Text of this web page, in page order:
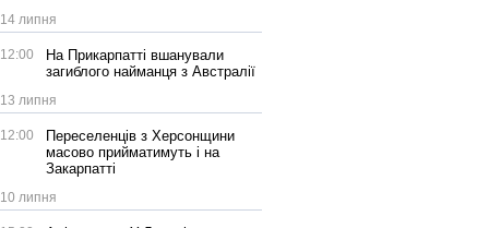
14 липня
12:00
На Прикарпатті вшанували
загиблого найманця з Австралії
13 липня
12:00
Переселенців з Херсонщини
масово прийматимуть і на
Закарпатті
10 липня